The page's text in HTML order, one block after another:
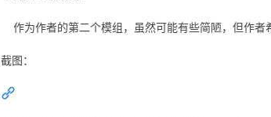
作为作者的第二个模组，虽然可能有些简陋，但作者
截图：